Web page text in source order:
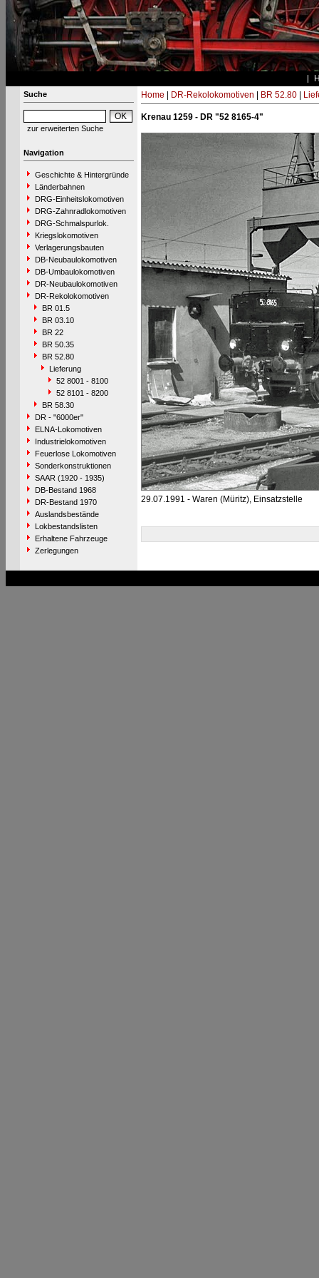
Suche
zur erweiterten Suche
Navigation
Geschichte & Hintergründe
Länderbahnen
DRG-Einheitslokomotiven
DRG-Zahnradlokomotiven
DRG-Schmalspurlok.
Kriegslokomotiven
Verlagerungsbauten
DB-Neubaulokomotiven
DB-Umbaulokomotiven
DR-Neubaulokomotiven
DR-Rekolokomotiven
BR 01.5
BR 03.10
BR 22
BR 50.35
BR 52.80
Lieferung
52 8001 - 8100
52 8101 - 8200
BR 58.30
DR - "6000er"
ELNA-Lokomotiven
Industrielokomotiven
Feuerlose Lokomotiven
Sonderkonstruktionen
SAAR (1920 - 1935)
DB-Bestand 1968
DR-Bestand 1970
Auslandsbestände
Lokbestandslisten
Erhaltene Fahrzeuge
Zerlegungen
Home DR-Rekolokomotiven BR 52.80|
Krenau 1259 - DR "52 8165-4"
29.07.1991 - Waren (Müritz), Einsatzstelle